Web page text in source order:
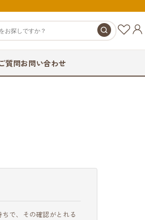
気
質問お問い合わせ
で、その確認がとれる